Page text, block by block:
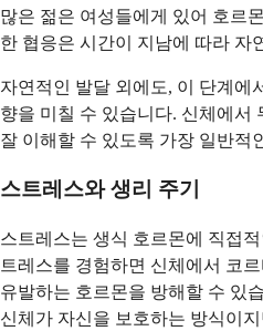
많은 젊은 여성들에게 있어 호르
한 협응은 시간이 지남에 따라 자
자연적인 발달 외에도, 이 단계에
향을 미칠 수 있습니다. 신체에서
잘 이해할 수 있도록 가장 일반적
스트레스와 생리 주기
스트레스는 생식 호르몬에 직접
트레스를 경험하면 신체에서 코
유발하는 호르몬을 방해할 수 있
신체가 자신을 보호하는 방식이